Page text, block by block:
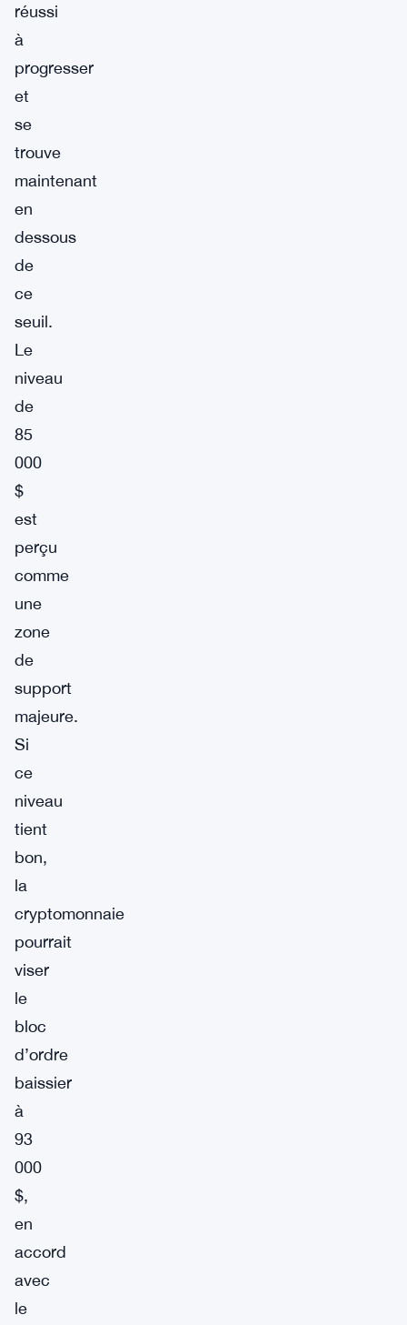
réussi
à
progresser
et
se
trouve
maintenant
en
dessous
de
ce
seuil.
Le
niveau
de
85
000
$
est
perçu
comme
une
zone
de
support
majeure.
Si
ce
niveau
tient
bon,
la
cryptomonnaie
pourrait
viser
le
bloc
d’ordre
baissier
à
93
000
$,
en
accord
avec
le